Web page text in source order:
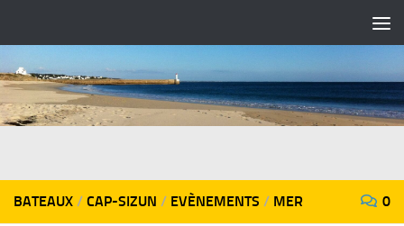
BATEAUX / CAP-SIZUN / EVÈNEMENTS / MER 0